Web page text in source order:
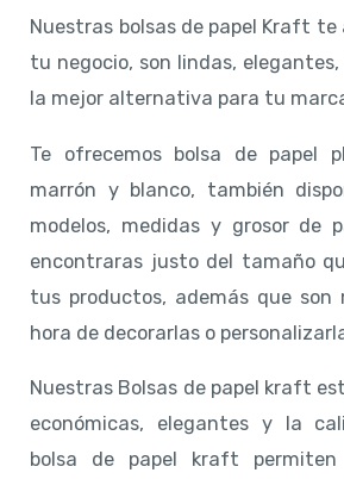
Nuestras bolsas de papel Kraft
tu negocio, son lindas,
la mejor alternativa para tu
Te ofrecemos bolsa de papel
marrón y blanco, también
modelos, medidas y grosor de
encontraras justo del tamaño
tus productos, además que
hora de decorarlas o
Nuestras Bolsas de papel kraft
económicas, elegantes y la
bolsa de papel kraft